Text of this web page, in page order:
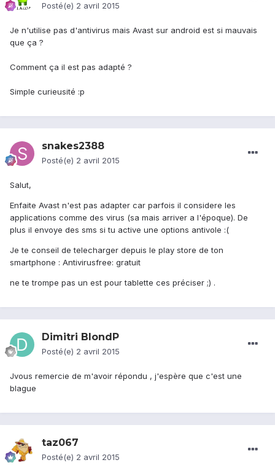
Posté(e) 2 avril 2015
Je n'utilise pas d'antivirus mais Avast sur android est si mauvais
que ça ?
Comment ça il est pas adapté ?
Simple curieusité :p
snakes2388
Posté(e) 2 avril 2015
Salut,
Enfaite Avast n'est pas adapter car parfois il considere les
applications comme des virus (sa mais arriver a l'époque). De
plus il envoye des sms si tu active une options antivole :(
Je te conseil de telecharger depuis le play store de ton
smartphone : Antivirusfree: gratuit
ne te trompe pas un est pour tablette ces préciser ;) .
Dimitri BlondP
Posté(e) 2 avril 2015
Jvous remercie de m'avoir répondu , j'espère que c'est une
blague
taz067
Posté(e) 2 avril 2015